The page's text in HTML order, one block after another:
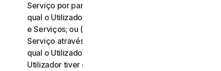
Serviço por parte do Utilizador; ou (b) na data na
qual o Utilizador aceitou este Contrato de Licença
e Serviços; ou (c) se o Utilizador tiver adquirido o
Serviço através da nossa loja online, na data na
qual o Utilizador concluiu a compra; ou (d) se o
Utilizador tiver obtido o direito a utilizar o Serviço